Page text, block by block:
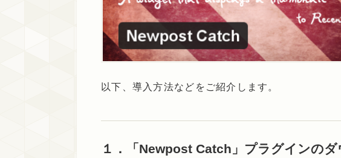
以下、導入方法などをご紹介します。
１．「Newpost Catch」プラグインの